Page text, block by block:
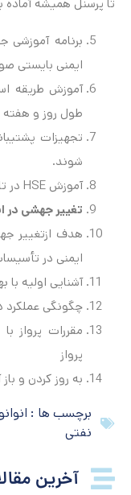
تا پرسنل همیشه آماده
برنامه آموزشی
ایمنی بایستی
آموزش طریقه
طول روز و هفته
تجهیزات
شوند.
آموزش HSE در تاسیسات نفتی و فراساحلی
تغییر جهشی در
هدف ازتغییر
ایمنی در
آشنایی اولیه
چگونگی عملکرد
مقررات پرواز
پرواز
به روز کردن و
برچسب ها :
نفتی
آخرین